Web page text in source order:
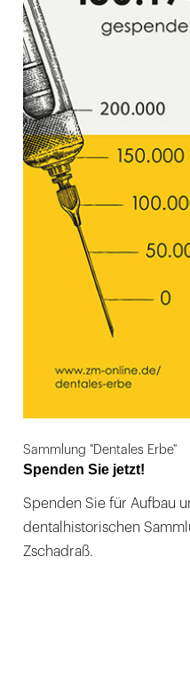
Sammlung "Dentales Erbe"
Spenden Sie jetzt!
Spenden Sie für Aufbau
dentalhistorischen
Zschadraß.